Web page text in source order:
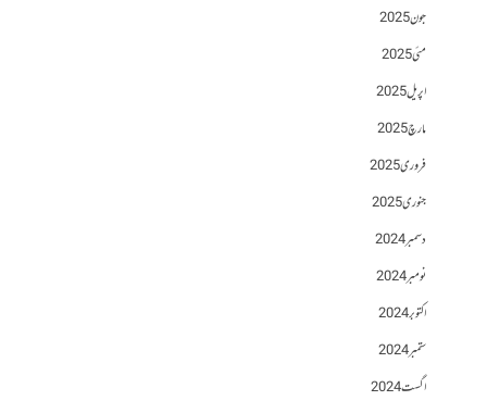
جون 2025
مئی 2025
اپریل 2025
مارچ 2025
فروری 2025
جنوری 2025
دسمبر 2024
نومبر 2024
اکتوبر 2024
ستمبر 2024
اگست 2024